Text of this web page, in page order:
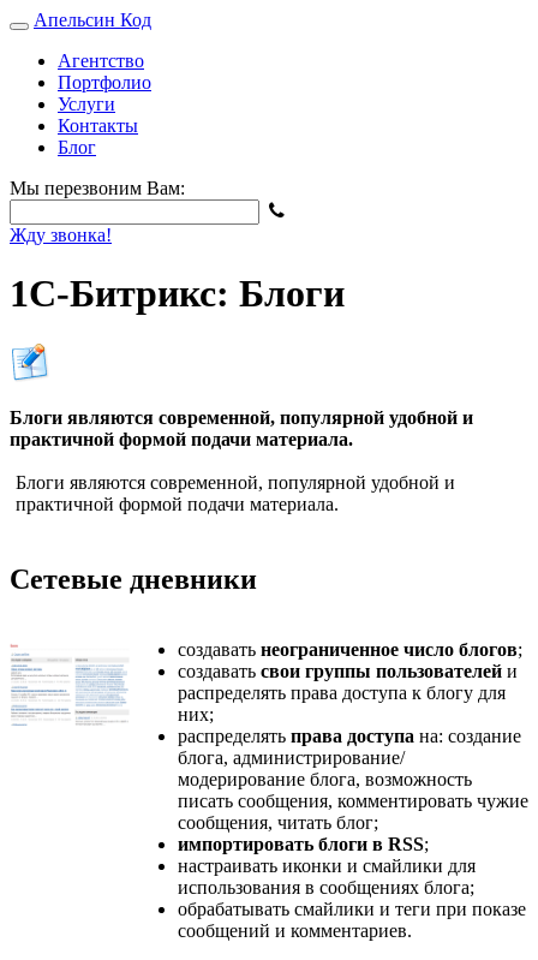
Апельсин Код
Агентство
Портфолио
Услуги
Контакты
Блог
Мы перезвоним Вам:
Жду звонка!
1С-Битрикс: Блоги
Блоги являются современной, популярной удобной и
практичной формой подачи материала.
Блоги являются современной, популярной удобной и
практичной формой подачи материала.
Сетевые дневники
создавать неограниченное число блогов;
создавать свои группы пользователей и
распределять права доступа к блогу для
них;
распределять права доступа на: создание
блога, администрирование/
модерирование блога, возможность
писать сообщения, комментировать чужие
сообщения, читать блог;
импортировать блоги в RSS;
настраивать иконки и смайлики для
использования в сообщениях блога;
обрабатывать смайлики и теги при показе
сообщений и комментариев.